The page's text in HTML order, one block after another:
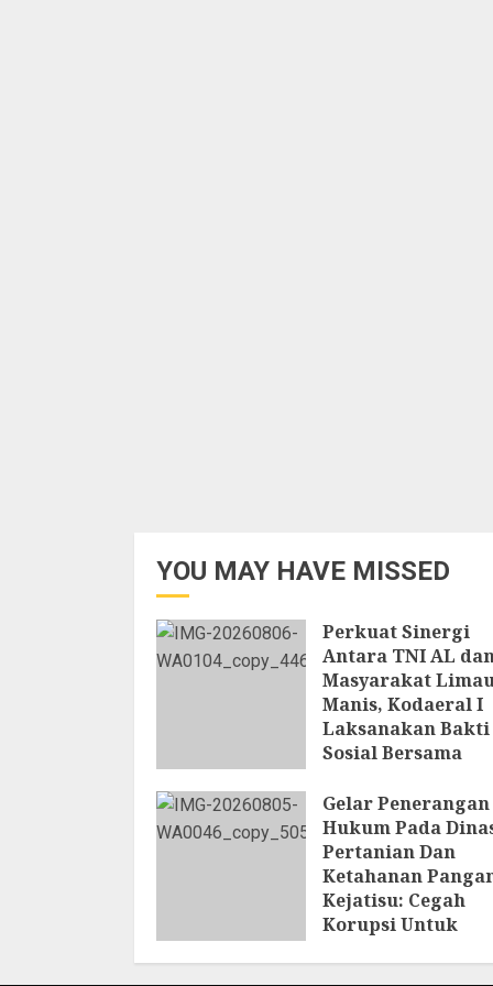
YOU MAY HAVE MISSED
Perkuat Sinergi
Antara TNI AL
Masyarakat
Manis, Kodaeral I
Laksanakan Bakti
Sosial Bersama
6 AGUSTUS 2026
Gelar Penerangan
Hukum Pada
Pertanian Dan
Ketahanan
Kejatisu: Cegah
Korupsi Untuk